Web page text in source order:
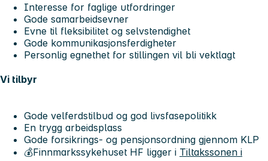
Interesse for faglige utfordringer
Gode samarbeidsevner
Evne til fleksibilitet og selvstendighet
Gode kommunikasjonsferdigheter
Personlig egnethet for stillingen vil bli vektlagt
Vi tilbyr
Gode velferdstilbud og god livsfasepolitikk
En trygg arbeidsplass
Gode forsikrings- og pensjonsordning gjennom KLP
💰Finnmarkssykehuset HF ligger i Tiltakssonen i